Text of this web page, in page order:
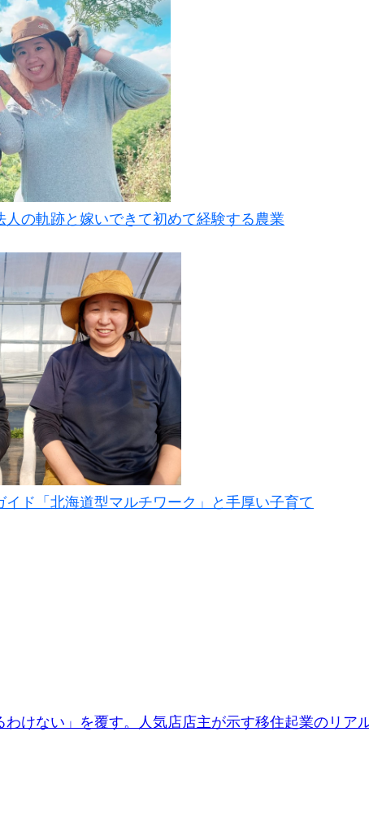
の軌跡と嫁いできて初めて経験する農業
イド「北海道型マルチワーク」と手厚い子育て
わけない」を覆す。人気店店主が示す移住起業のリア